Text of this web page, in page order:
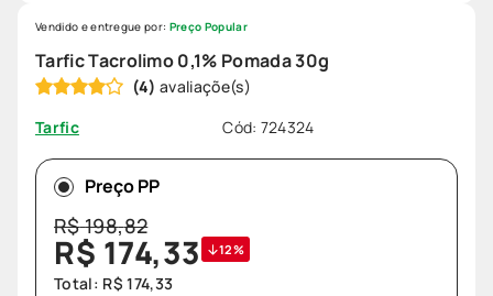
Tarfic Tacrolimo 0,1% Pomada 30g
(4)
Tarfic
Cód: 724324
Vendido e entregue por: Preço Popular
Preço PP
R$198,82
R$ 174,33 12%
Total: R$ 174,33